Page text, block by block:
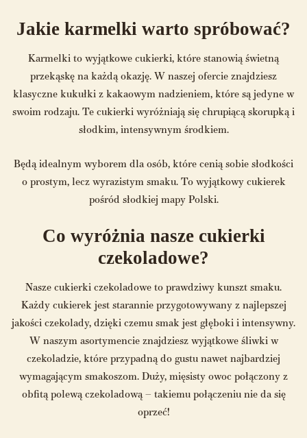
Jakie karmelki warto spróbować?
Karmelki to wyjątkowe cukierki, które stanowią świetną
przekąskę na każdą okazję. W naszej ofercie znajdziesz
klasyczne kukułki z kakaowym nadzieniem, które są jedyne w
swoim rodzaju. Te cukierki wyróżniają się chrupiącą skorupką i
słodkim, intensywnym środkiem.
Będą idealnym wyborem dla osób, które cenią sobie słodkości
o prostym, lecz wyrazistym smaku. To wyjątkowy cukierek
pośród słodkiej mapy Polski.
Co wyróżnia nasze cukierki
czekoladowe?
Nasze cukierki czekoladowe to prawdziwy kunszt smaku.
Każdy cukierek jest starannie przygotowywany z najlepszej
jakości czekolady, dzięki czemu smak jest głęboki i intensywny.
W naszym asortymencie znajdziesz wyjątkowe śliwki w
czekoladzie, które przypadną do gustu nawet najbardziej
wymagającym smakoszom. Duży, mięsisty owoc połączony z
obfitą polewą czekoladową – takiemu połączeniu nie da się
oprzeć!